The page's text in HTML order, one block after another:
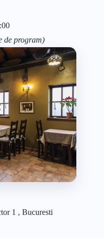
de program)
1 , Bucuresti